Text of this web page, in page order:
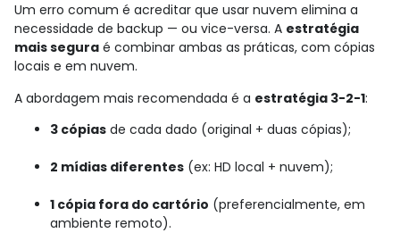
Um erro comum é acreditar que usar nuvem elimina a
necessidade de backup — ou vice-versa. A estratégia
mais segura é combinar ambas as práticas, com cópias
locais e em nuvem.
A abordagem mais recomendada é a estratégia 3-2-1:
3 cópias de cada dado (original + duas cópias);
2 mídias diferentes (ex: HD local + nuvem);
1 cópia fora do cartório (preferencialmente, em
ambiente remoto).